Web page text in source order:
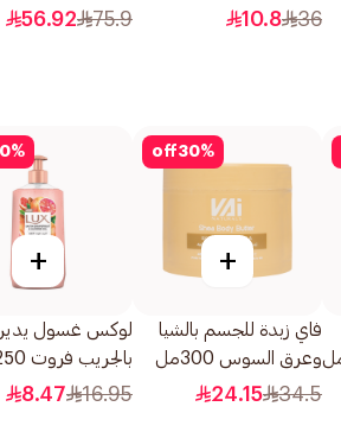
اسود 1.3جرام
36
10.8
العطر 50مل
75.9
56.92
30%
off
+
فاي زبدة للجسم بالشيا
وعرق السوس 300مل
34.5
24.15
%
+
لوكس غسول
بالجريب فروت 250مل
16.95
8.47